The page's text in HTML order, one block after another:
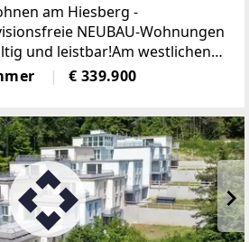
am Hiesberg -
NEUBAU-Wohnungen
und leistbar!Am westlichen
Marktgemeinde
von grünen Hügeln und
€ 339.900